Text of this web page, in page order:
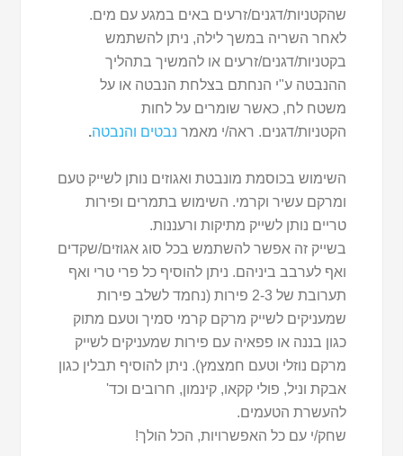
שהקטניות/דגנים/זרעים באים במגע עם מים.
לאחר השריה במשך לילה, ניתן להשתמש
בקטניות/דגנים/זרעים או להמשיך בתהליך
ההנבטה ע"י הנחתם בצלחת הנבטה או על
משטח לח, כאשר שומרים על לחות
הקטניות/דגנים. ראה/י מאמר נבטים והנבטה.
השימוש בכוסמת מונבטת ואגוזים נותן לשייק טעם
ומרקם עשיר וקרמי. השימוש בתמרים ופירות
טריים נותן לשייק מתיקות ורעננות.
בשייק זה אפשר להשתמש בכל סוג אגוזים/שקדים
ואף לערבב ביניהם. ניתן להוסיף כל פרי טרי ואף
תערובת של 2-3 פירות (נחמד לשלב פירות
שמעניקים לשייק מרקם קרמי סמיך וטעם מתוק
כגון בננה או פפאיה עם פירות שמעניקים לשייק
מרקם נוזלי וטעם חמצמץ). ניתן להוסיף תבלין כגון
אבקת וניל, פולי קקאו, קינמון, חרובים וכד'
להעשרת הטעמים.
שחק/י עם כל האפשרויות, הכל הולך!